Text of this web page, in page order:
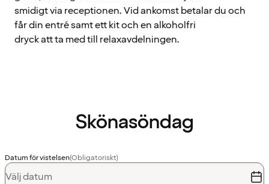
smidigt via receptionen. Vid ankomst betalar du och
får din entré samt ett kit och en alkoholfri
dryck att ta med till relaxavdelningen.
Skönasöndag
Datum för vistelsen(Obligatoriskt)
Välj datum